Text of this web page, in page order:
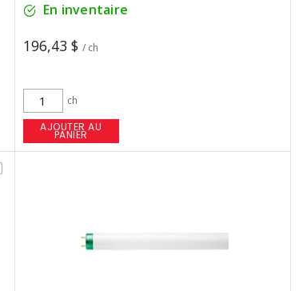
En inventaire
196,43 $ / ch
ch
AJOUTER AU
PANIER